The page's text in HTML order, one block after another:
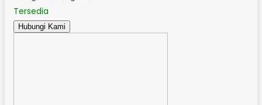
Tersedia
Hubungi Kami